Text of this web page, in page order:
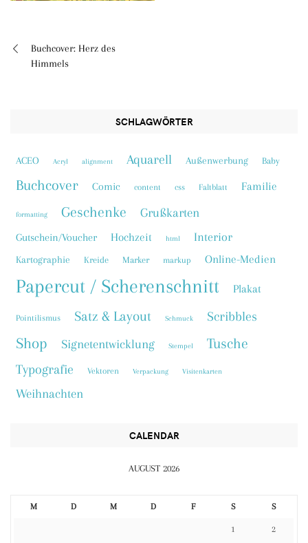
Beitragsnavigation
Buchcover: Herz des
Himmels
SCHLAGWÖRTER
ACEO Acryl alignment Aquarell Außenwerbung Baby
Buchcover Comic content css Faltblatt Familie
formatting Geschenke Grußkarten
Gutschein/Voucher Hochzeit html Interior
Kartographie Kreide Marker markup Online-Medien
Papercut / Scherenschnitt Plakat
Pointilismus Satz & Layout Schmuck Scribbles
Shop Signetentwicklung Stempel Tusche
Typografie Vektoren Verpackung Visitenkarten
Weihnachten
CALENDAR
AUGUST 2026
M D M D F S S
1 2